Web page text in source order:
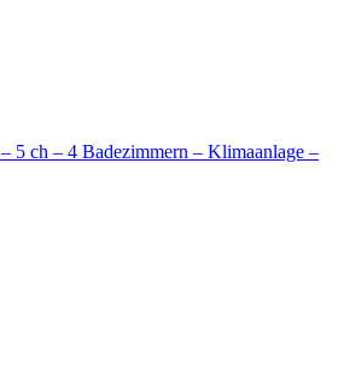
5 ch – 4 Badezimmern – Klimaanlage –